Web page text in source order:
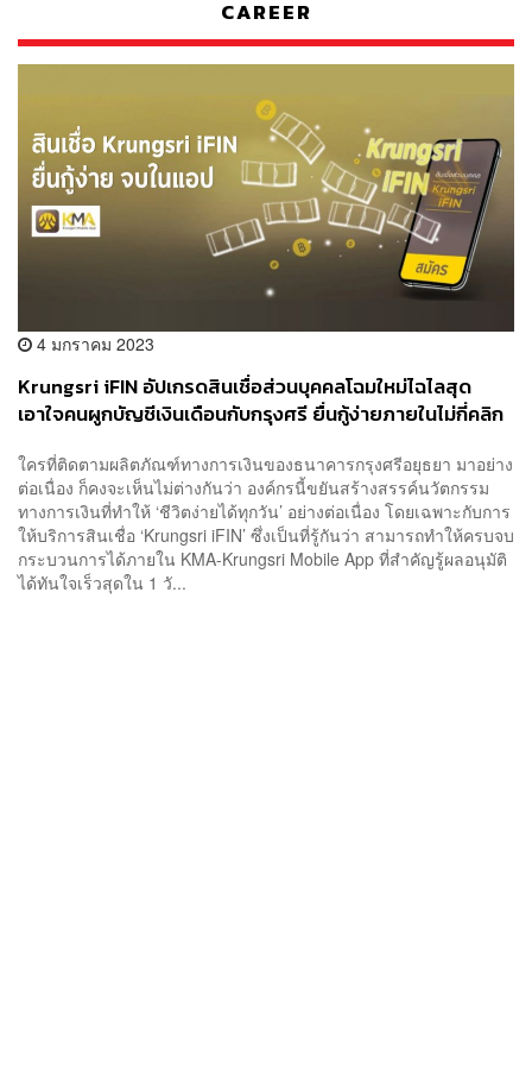
CAREER
4 มกราคม 2023
Krungsri iFIN อัปเกรดสินเชื่อส่วนบุคคลโฉมใหม่ไฉไลสุด
เอาใจคนผูกบัญชีเงินเดือนกับกรุงศรี ยื่นกู้ง่ายภายในไม่กี่คลิก
[ADVERTORIAL]
ใครที่ติดตามผลิตภัณฑ์ทางการเงินของธนาคารกรุงศรีอยุธยา มาอย่าง
ต่อเนื่อง ก็คงจะเห็นไม่ต่างกันว่า องค์กรนี้ขยันสร้างสรรค์นวัตกรรม
ทางการเงินที่ทำให้ ‘ชีวิตง่ายได้ทุกวัน’ อย่างต่อเนื่อง โดยเฉพาะกับการ
ให้บริการสินเชื่อ ‘Krungsri iFIN’ ซึ่งเป็นที่รู้กันว่า สามารถทำให้ครบจบ
กระบวนการได้ภายใน KMA-Krungsri Mobile App ที่สำคัญรู้ผลอนุมัติ
ได้ทันใจเร็วสุดใน 1 วั...